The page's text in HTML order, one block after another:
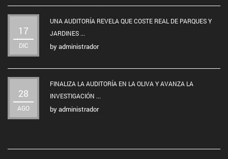
17
DIC
UNA AUDITORÍA REVELA QUE COSTE REAL DE PARQUES Y
JARDINES ...
byadministrador
28
AGO
FINALIZA LA AUDITORÍA EN LA OLIVA Y AVANZA LA
INVESTIGACIÓN ...
byadministrador